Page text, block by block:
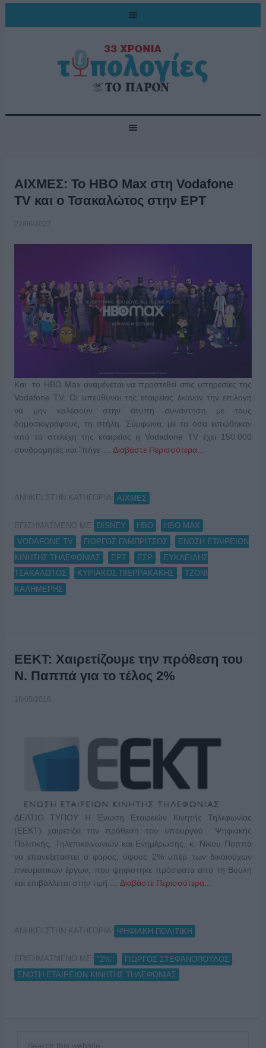
ΑΙΧΜΕΣ: Το HBO Max στη Vodafone
TV και ο Τσακαλώτος στην ΕΡΤ
22/06/2022
Και το HBO Max αναμένεται να προστεθεί στις υπηρεσίες της
Vodafone TV. Οι υπεύθυνοι της εταιρείας έκαναν την επιλογή
να μην καλέσουν στην άτυπη συνάντηση με τους
δημοσιογράφους, τη στήλη. Σύμφωνα, με τα όσα ειπώθηκαν
από τα στελέχη της εταιρείας η Vodadone TV έχει 150.000
συνδρομητές και "πήγε … Διαβάστε Περισσότερα...
ΑΝΗΚΕΙ ΣΤΗΝ ΚΑΤΗΓΟΡΙΑ: ΑΙΧΜΕΣ
ΕΠΙΣΗΜΑΣΜΕΝΟ ΜΕ: DISNEY HBO HBO MAX
VODAFONE TV
ΓΙΩΡΓΟΣ ΓΑΜΠΡΙΤΣΟΣ
ΕΝΩΣΗ ΕΤΑΙΡΕΙΩΝ
ΚΙΝΗΤΗΣ ΤΗΛΕΦΩΝΙΑΣ
ΕΡΤ ΕΣΡ
ΕΥΚΛΕΙΔΗΣ
ΤΣΑΚΑΛΩΤΟΣ
ΚΥΡΙΑΚΟΣ ΠΙΕΡΡΑΚΑΚΗΣ
ΤΖΟΝΙ
ΚΑΛΗΜΕΡΗΣ
ΕΕΚΤ: Χαιρετίζουμε την πρόθεση του
Ν. Παππά για το τέλος 2%
18/05/2018
ΔΕΛΤΙΟ ΤΥΠΟΥ H Ένωση Εταιρειών Κινητής Τηλεφωνίας
(ΕΕΚΤ) χαιρετίζει την πρόθεση του υπουργού Ψηφιακής
Πολιτικής, Τηλεπικοινωνιών και Ενημέρωσης, κ. Νίκου Παππά
να επανεξεταστεί o φόρος, ύψους 2% υπέρ των δικαιούχων
πνευματικών έργων, που ψηφίστηκε πρόσφατα από τη Βουλή
και επιβάλλεται στην τιμή … Διαβάστε Περισσότερα...
ΑΝΗΚΕΙ ΣΤΗΝ ΚΑΤΗΓΟΡΙΑ: ΨΗΦΙΑΚΗ ΠΟΛΙΤΙΚΗ
ΕΠΙΣΗΜΑΣΜΕΝΟ ΜΕ: "2%" ΓΙΩΡΓΟΣ ΣΤΕΦΑΝΟΠΟΥΛΟΣ
ΕΝΩΣΗ ΕΤΑΙΡΕΙΩΝ ΚΙΝΗΤΗΣ ΤΗΛΕΦΩΝΙΑΣ